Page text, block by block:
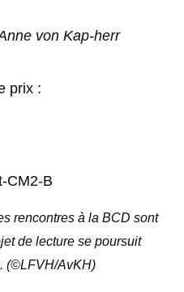
von Kap-herr
prix :
rencontres à la BCD sont
de lecture se poursuit
(©LFVH/AvKH)